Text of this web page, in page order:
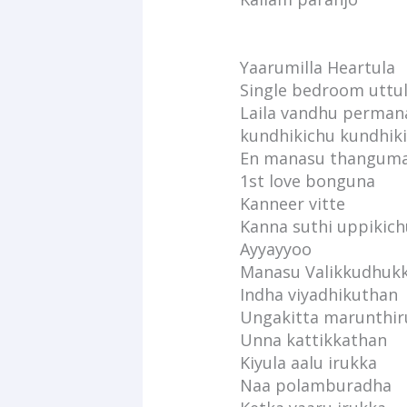
Yaarumilla Heartula
Single bedroom
Laila vandhu
kundhikichu
En manasu
1st love bonguna
Kanneer vitte
Kanna suthi
Ayyayyoo
Manasu
Indha viyadhikuthan
Ungakitta
Unna kattikkathan
Kiyula aalu irukka
Naa polamburadha